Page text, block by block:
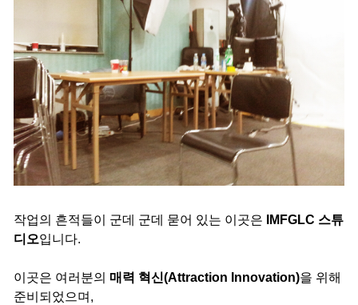
작업의 흔적들이 군데 군데 묻어 있는 이곳은
IMFGLC 스튜
디오입니다.
이곳은 여러분의 매력 혁신(Attraction Innovation)을 위해
준비되었으며,